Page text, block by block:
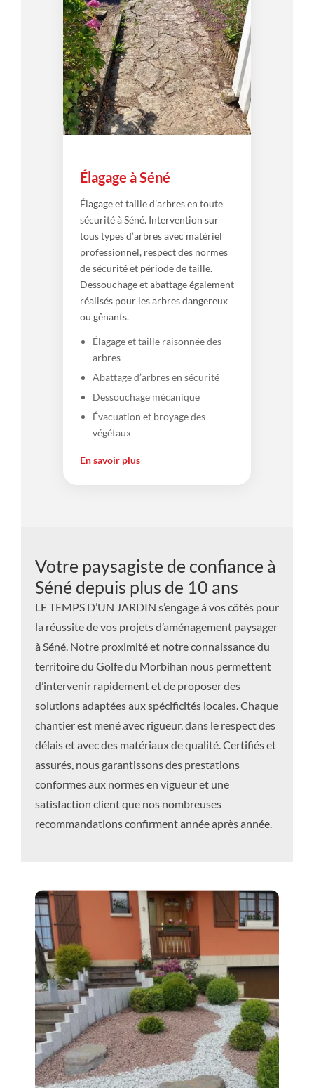
Élagage à Séné
Élagage et taille d’arbres en toute
sécurité à Séné. Intervention sur
tous types d’arbres avec matériel
professionnel, respect des normes
de sécurité et période de taille.
Dessouchage et abattage également
réalisés pour les arbres dangereux
ou gênants.
Élagage et taille raisonnée des
arbres
Abattage d’arbres en sécurité
Dessouchage mécanique
Évacuation et broyage des
végétaux
En savoir plus
Votre paysagiste de confiance à
Séné depuis plus de 10 ans
LE TEMPS D’UN JARDIN s’engage à vos côtés pour
la réussite de vos projets d’aménagement paysager
à Séné. Notre proximité et notre connaissance du
territoire du Golfe du Morbihan nous permettent
d’intervenir rapidement et de proposer des
solutions adaptées aux spécificités locales. Chaque
chantier est mené avec rigueur, dans le respect des
délais et avec des matériaux de qualité. Certifiés et
assurés, nous garantissons des prestations
conformes aux normes en vigueur et une
satisfaction client que nos nombreuses
recommandations confirment année après année.